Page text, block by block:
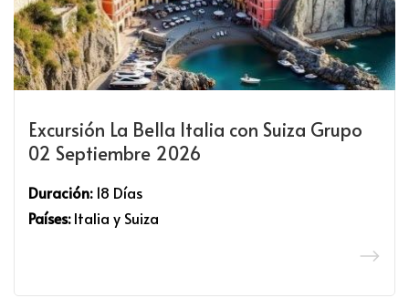
Excursión La Bella Italia con Suiza Grupo
02 Septiembre 2026
Duración:18 Días
Países:Italia y Suiza